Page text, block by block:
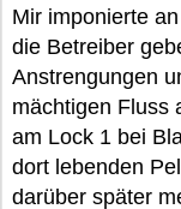
Mir imponierte
die Betreiber
Anstrengungen
mächtigen Fluss
am Lock 1 bei
dort lebenden
darüber später